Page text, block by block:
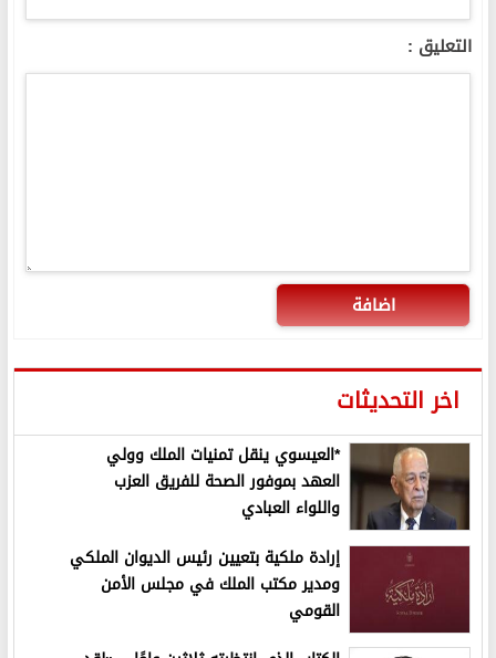
التعليق :
اضافة
اخر التحديثات
*العيسوي ينقل تمنيات الملك وولي
العهد بموفور الصحة للفريق العزب
واللواء العبادي
إرادة ملكية بتعيين رئيس الديوان الملكي
ومدير مكتب الملك في مجلس الأمن
القومي